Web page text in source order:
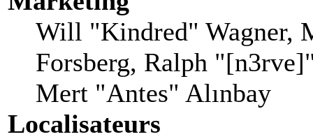
Will "Kindred" Wagner,
Forsberg, Ralph
Mert "Antes" Alınbay
Localisateurs